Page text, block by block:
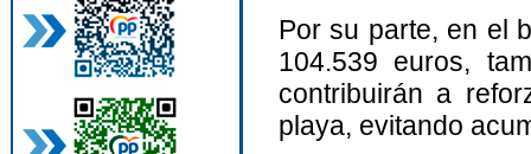
Por su parte, en el
104.539 euros,
contribuirán a
playa, evitando